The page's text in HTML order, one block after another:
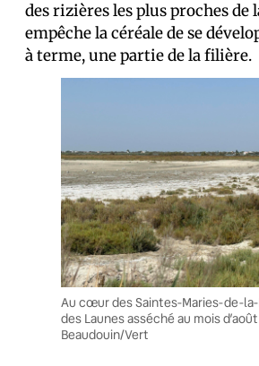
des rizières les plus proches de
empêche la céréale de se
à terme, une partie de la filière.
Au cœur des Saintes-Maries-de-la-
des Launes asséché au mois
Beaudouin/Vert